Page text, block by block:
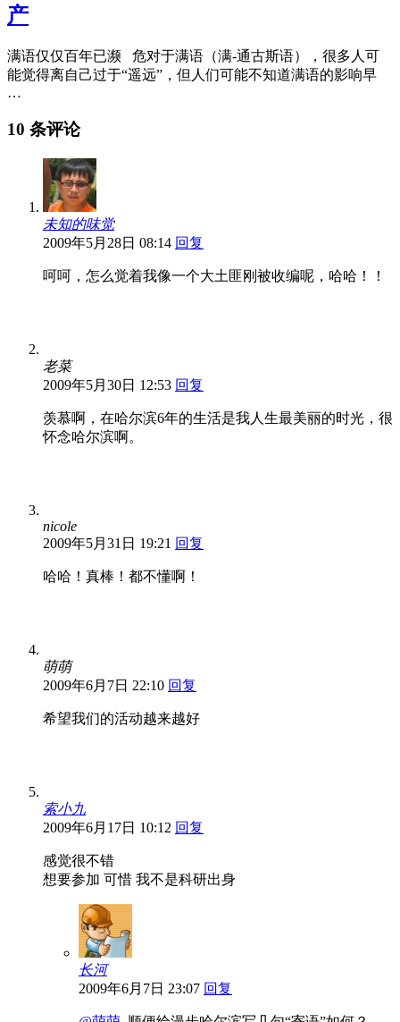
产
满语仅仅百年已濒 危对于满语（满-通古斯语），很多人可
能觉得离自己过于“遥远”，但人们可能不知道满语的影响早
…
10 条评论
未知的味觉
2009年5月28日 08:14 回复
呵呵，怎么觉着我像一个大土匪刚被收编呢，哈哈！！
老菜
2009年5月30日 12:53 回复
羡慕啊，在哈尔滨6年的生活是我人生最美丽的时光，很
怀念哈尔滨啊。
nicole
2009年5月31日 19:21 回复
哈哈！真棒！都不懂啊！
萌萌
2009年6月7日 22:10 回复
希望我们的活动越来越好
索小九
2009年6月17日 10:12 回复
感觉很不错
想要参加 可惜 我不是科研出身
长河
2009年6月7日 23:07 回复